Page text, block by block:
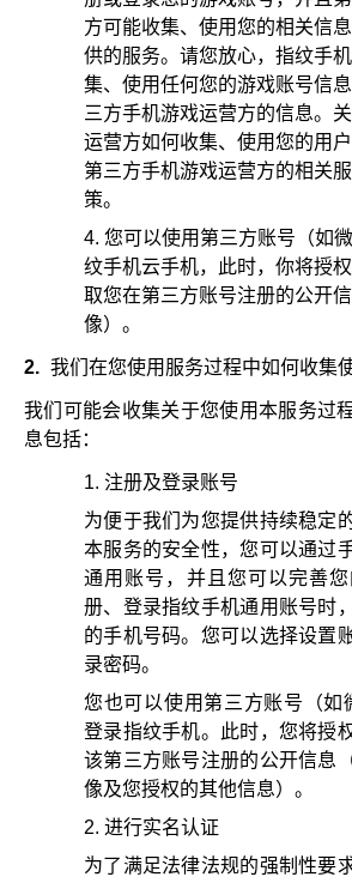
方可能收集、使用您的相关信
供的服务。请您放心，指纹手
集、使用任何您的游戏账号信
三方手机游戏运营方的信息。
运营方如何收集、使用您的用
第三方手机游戏运营方的相关
策。
您可以使用第三方账号（如
纹手机云手机，此时，你将授
取您在第三方账号注册的公开
像）。
2. 我们在您使用服务过程中如何收集
我们可能会收集关于您使用本服务过
息包括：
注册及登录账号
为便于我们为您提供持续稳定
本服务的安全性，您可以通过
通用账号，并且您可以完善
册、登录指纹手机通用账号时
的手机号码。您可以选择设置
录密码。
您也可以使用第三方账号（如
登录指纹手机。此时，您将授
该第三方账号注册的公开信息
像及您授权的其他信息）。
进行实名认证
为了满足法律法规的强制性要